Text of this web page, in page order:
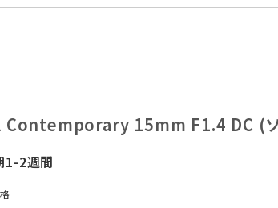
Contemporary 15mm F1.4 DC (
1-2週間